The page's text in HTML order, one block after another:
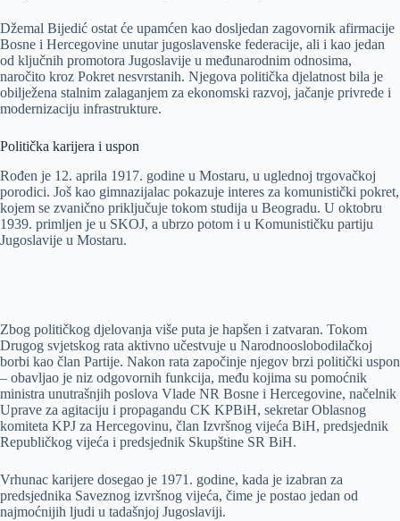
Džemal Bijedić ostat će upamćen kao dosljedan zagovornik afirmacije
Bosne i Hercegovine unutar jugoslavenske federacije, ali i kao jedan
od ključnih promotora Jugoslavije u međunarodnim odnosima,
naročito kroz Pokret nesvrstanih. Njegova politička djelatnost bila je
obilježena stalnim zalaganjem za ekonomski razvoj, jačanje privrede i
modernizaciju infrastrukture.
Politička karijera i uspon
Rođen je 12. aprila 1917. godine u Mostaru, u uglednoj trgovačkoj
porodici. Još kao gimnazijalac pokazuje interes za komunistički pokret,
kojem se zvanično priključuje tokom studija u Beogradu. U oktobru
1939. primljen je u SKOJ, a ubrzo potom i u Komunističku partiju
Jugoslavije u Mostaru.
Zbog političkog djelovanja više puta je hapšen i zatvaran. Tokom
Drugog svjetskog rata aktivno učestvuje u Narodnooslobodilačkoj
borbi kao član Partije. Nakon rata započinje njegov brzi politički uspon
– obavljao je niz odgovornih funkcija, među kojima su pomoćnik
ministra unutrašnjih poslova Vlade NR Bosne i Hercegovine, načelnik
Uprave za agitaciju i propagandu CK KPBiH, sekretar Oblasnog
komiteta KPJ za Hercegovinu, član Izvršnog vijeća BiH, predsjednik
Republičkog vijeća i predsjednik Skupštine SR BiH.
Vrhunac karijere dosegao je 1971. godine, kada je izabran za
predsjednika Saveznog izvršnog vijeća, čime je postao jedan od
najmoćnijih ljudi u tadašnjoj Jugoslaviji.